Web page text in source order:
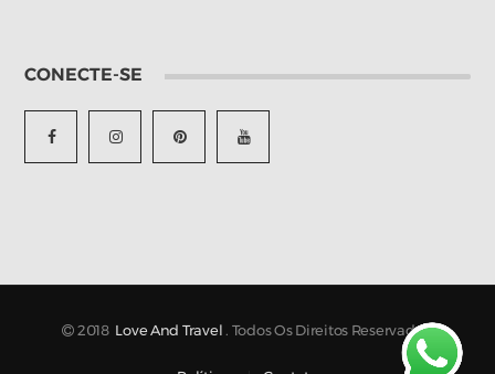
CONECTE-SE
2018 Love And Travel . Todos Os Direitos Reservados.